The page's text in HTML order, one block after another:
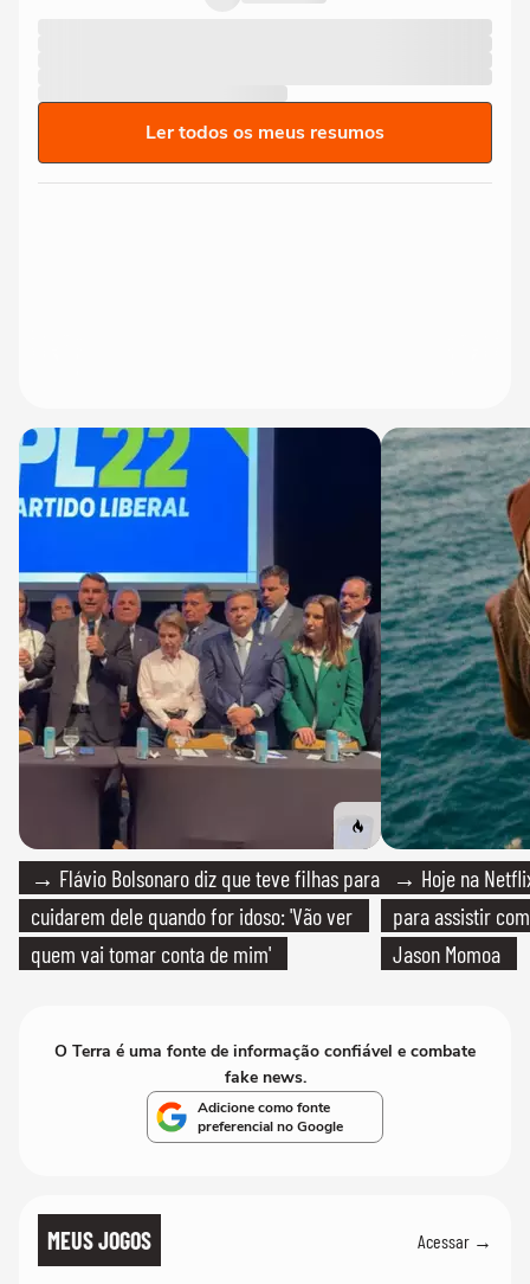
Ler todos os meus resumos
→ Flávio Bolsonaro diz que teve filhas para
cuidarem dele quando for idoso: 'Vão ver
quem vai tomar conta de mim'
→ Hoje na
para assistir
Jason Momoa
O Terra é uma fonte de informação confiável e combate
fake news.
Adicione como fonte
preferencial no Google
MEUS JOGOS Acessar →